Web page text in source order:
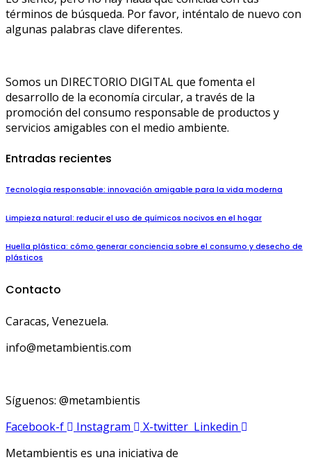
términos de búsqueda. Por favor, inténtalo de nuevo con
algunas palabras clave diferentes.
Somos un DIRECTORIO DIGITAL que fomenta el
desarrollo de la economía circular, a través de la
promoción del consumo responsable de productos y
servicios amigables con el medio ambiente.
Entradas recientes
Tecnología responsable: innovación amigable para la vida moderna
Limpieza natural: reducir el uso de químicos nocivos en el hogar
Huella plástica: cómo generar conciencia sobre el consumo y desecho de
plásticos
Contacto
Caracas, Venezuela.
info@metambientis.com
Síguenos: @metambientis
Facebook-f
Instagram X-twitter Linkedin
Metambientis es una iniciativa de